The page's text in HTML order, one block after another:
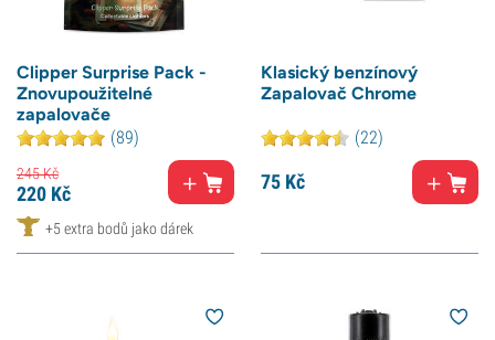
Clipper Surprise Pack -
Znovupoužitelné
zapalovače
(89)
245Kč
220 Kč
+5 extra bodů jako dárek
Klasický benzínový
Zapalovač Chrome
(22)
75 Kč